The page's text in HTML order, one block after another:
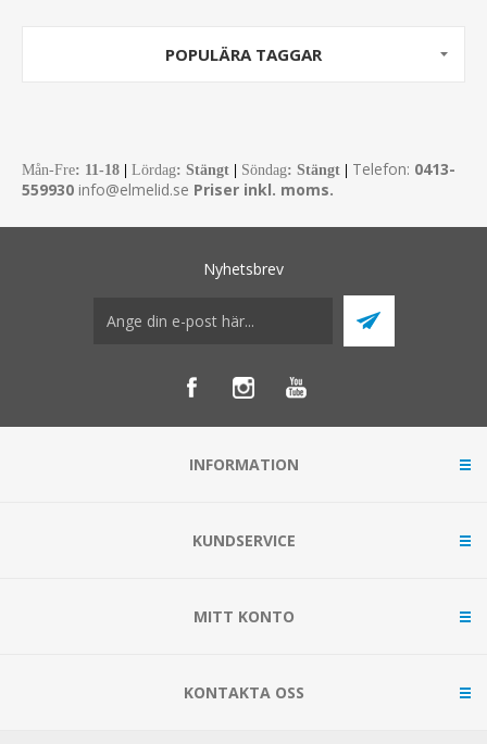
POPULÄRA TAGGAR
Mån-Fre: 11-18 Lördag: Stängt Söndag: Stängt Telefon: 0413-
559930 info@elmelid.se Priser inkl. moms.
Nyhetsbrev
INFORMATION
KUNDSERVICE
MITT KONTO
KONTAKTA OSS